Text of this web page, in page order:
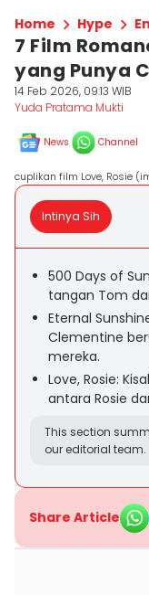
Home Hype
7 Film
yang Punya
14 Feb 2026, 09:13 WIB
Yuda Pratama Mukti
News Channel
cuplikan film Love, Rosie
Intinya Sih
500 Days of
tangan Tom
Eternal
Clementine
mereka.
Love, Rosie:
antara Rosie
This section
our editorial team.
Share Article